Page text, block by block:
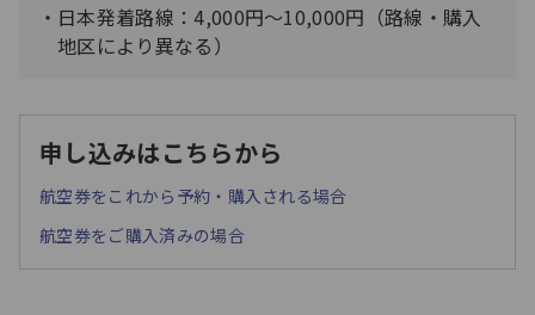
日本発着路線：4,000円～10,000円（路線・購入
地区により異なる）
申し込みはこちらから
航空券をこれから予約・購入される場合
航空券をご購入済みの場合